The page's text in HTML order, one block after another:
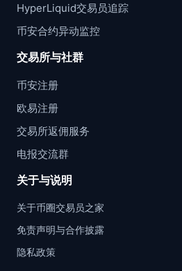
HyperLiquid交易员追踪
币安合约异动监控
交易所与社群
币安注册
欧易注册
交易所返佣服务
电报交流群
关于与说明
关于币圈交易员之家
免责声明与合作披露
隐私政策